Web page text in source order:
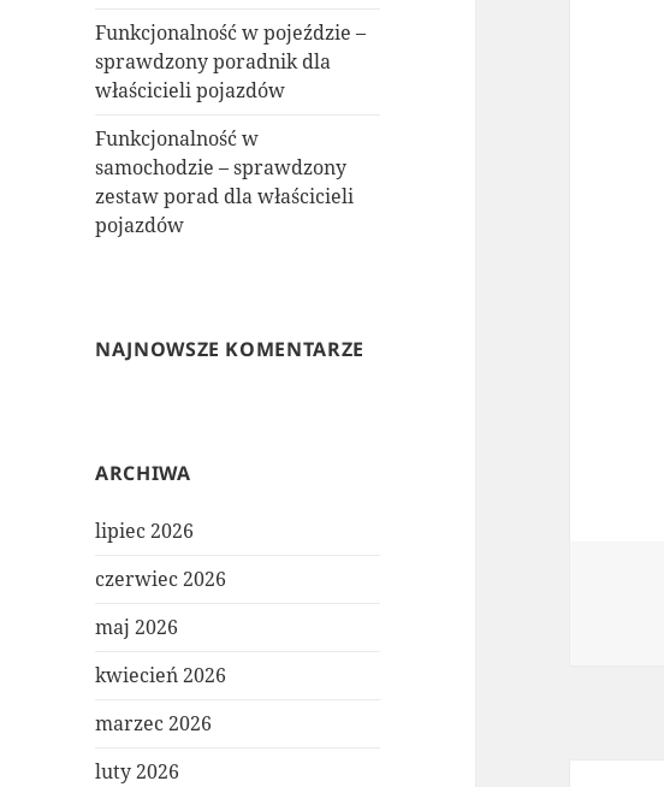
Funkcjonalność w pojeździe –
sprawdzony poradnik dla
właścicieli pojazdów
Funkcjonalność w
samochodzie – sprawdzony
zestaw porad dla właścicieli
pojazdów
NAJNOWSZE KOMENTARZE
ARCHIWA
lipiec 2026
czerwiec 2026
maj 2026
kwiecień 2026
marzec 2026
luty 2026